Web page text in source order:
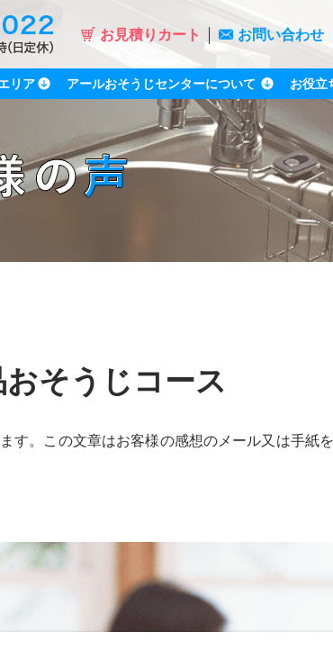
お見積りカート お問い合わせ
リア アールおそうじセンターについて お役立
そうじコース
す。この文章はお客様の感想のメール又は手紙